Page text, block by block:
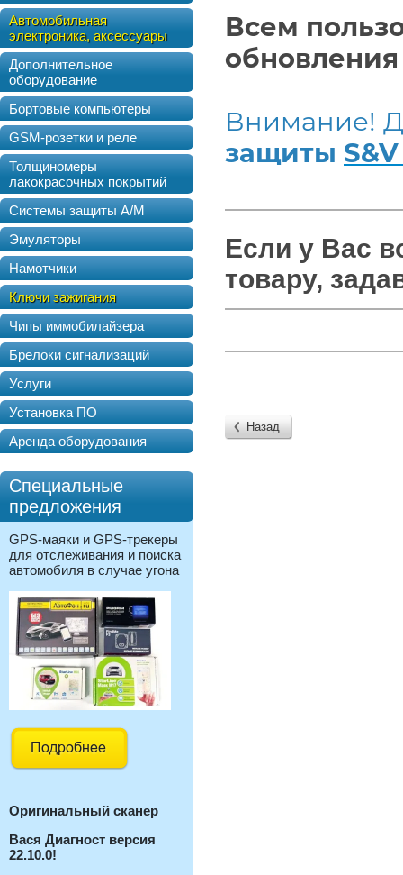
Автомобильная
электроника, аксессуары
Дополнительное
оборудование
Бортовые компьютеры
GSM-розетки и реле
Толщиномеры
лакокрасочных покрытий
Системы защиты А/М
Эмуляторы
Намотчики
Ключи зажигания
Чипы иммобилайзера
Брелоки сигнализаций
Услуги
Установка ПО
Аренда оборудования
Специальные
предложения
GPS-маяки и GPS-трекеры
для отслеживания и поиска
автомобиля в случае угона
Оригинальный сканер
Вася Диагност версия
22.10.0!
Всем
Внимание!
защиты
Если у Вас
товару,
Назад